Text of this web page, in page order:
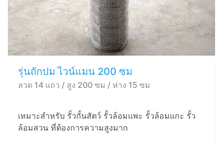
รุ่นถักปม ไวน์แมน 200 ซม
ลวด 14 แถว / สูง 200 ซม / ห่าง 15 ซม
เหมาะสำหรับ รั้วกั้นสัตว์ รั้วล้อมแพะ รั้วล้อมแกะ รั้ว
ล้อมสวน ที่ต้องการความสูงมาก